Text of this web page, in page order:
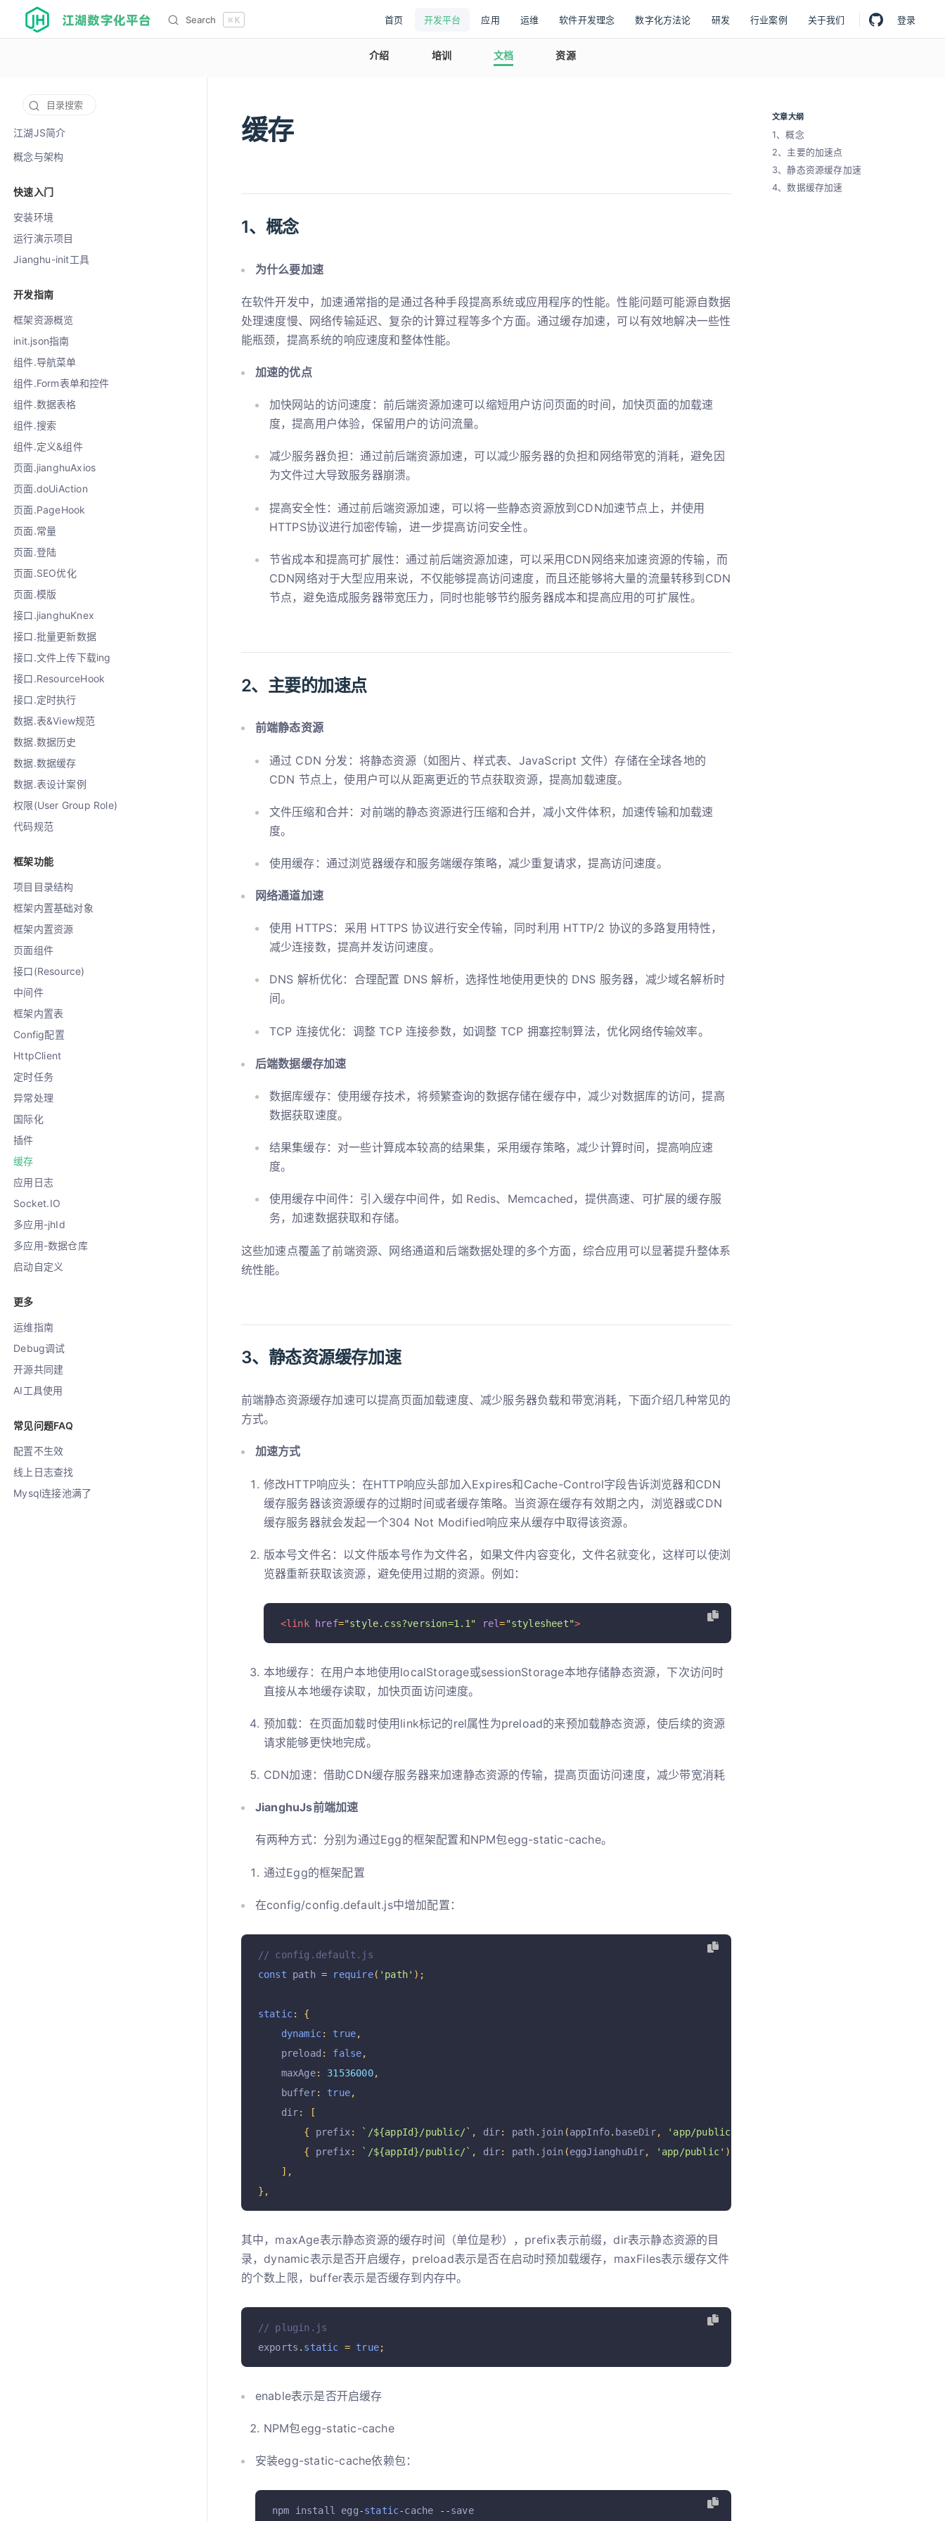
江湖数字化平台 Search ⌘ K 首页 开发平台 应用 运维 软件开发理念 数字化方法论 研发 行业案例 关于我们 登录
介绍 培训 文档 资源
目录搜索
江湖JS简介
概念与架构
快速入门
安装环境
运行演示项目
Jianghu-init工具
开发指南
框架资源概览
init.json指南
组件.导航菜单
组件.Form表单和控件
组件.数据表格
组件.搜索
组件.定义&组件
页面.jianghuAxios
页面.doUiAction
页面.PageHook
页面.常量
页面.登陆
页面.SEO优化
页面.模版
接口.jianghuKnex
接口.批量更新数据
接口.文件上传下载ing
接口.ResourceHook
接口.定时执行
数据.表&View规范
数据.数据历史
数据.数据缓存
数据.表设计案例
权限(User Group Role)
代码规范
框架功能
项目目录结构
框架内置基础对象
框架内置资源
页面组件
接口(Resource)
中间件
框架内置表
Config配置
HttpClient
定时任务
异常处理
国际化
插件
缓存
应用日志
Socket.IO
多应用-jhId
多应用-数据仓库
启动自定义
更多
运维指南
Debug调试
开源共同建
AI工具使用
常见问题FAQ
配置不生效
线上日志查找
Mysql连接池满了
缓存
12003
1、概念
为什么要加速
在软件开发中，加速通常指的是通过各种手段提高系统或应用程序的性能。性能问题可能源自数据
处理速度慢、网络传输延迟、复杂的计算过程等多个方面。通过缓存加速，可以有效地解决一些性
能瓶颈，提高系统的响应速度和整体性能。
加速的优点
加快网站的访问速度：前后端资源加速可以缩短用户访问页面的时间，加快页面的加载速
度，提高用户体验，保留用户的访问流量。
减少服务器负担：通过前后端资源加速，可以减少服务器的负担和网络带宽的消耗，避免因
为文件过大导致服务器崩溃。
提高安全性：通过前后端资源加速，可以将一些静态资源放到CDN加速节点上，并使用
HTTPS协议进行加密传输，进一步提高访问安全性。
节省成本和提高可扩展性：通过前后端资源加速，可以采用CDN网络来加速资源的传输，而
CDN网络对于大型应用来说，不仅能够提高访问速度，而且还能够将大量的流量转移到CDN
节点，避免造成服务器带宽压力，同时也能够节约服务器成本和提高应用的可扩展性。
2、主要的加速点
前端静态资源
通过 CDN 分发：将静态资源（如图片、样式表、JavaScript 文件）存储在全球各地的
CDN 节点上，使用户可以从距离更近的节点获取资源，提高加载速度。
文件压缩和合并：对前端的静态资源进行压缩和合并，减小文件体积，加速传输和加载速
度。
使用缓存：通过浏览器缓存和服务端缓存策略，减少重复请求，提高访问速度。
网络通道加速
使用 HTTPS：采用 HTTPS 协议进行安全传输，同时利用 HTTP/2 协议的多路复用特性，
减少连接数，提高并发访问速度。
DNS 解析优化：合理配置 DNS 解析，选择性地使用更快的 DNS 服务器，减少域名解析时
间。
TCP 连接优化：调整 TCP 连接参数，如调整 TCP 拥塞控制算法，优化网络传输效率。
后端数据缓存加速
数据库缓存：使用缓存技术，将频繁查询的数据存储在缓存中，减少对数据库的访问，提高
数据获取速度。
结果集缓存：对一些计算成本较高的结果集，采用缓存策略，减少计算时间，提高响应速
度。
使用缓存中间件：引入缓存中间件，如 Redis、Memcached，提供高速、可扩展的缓存服
务，加速数据获取和存储。
这些加速点覆盖了前端资源、网络通道和后端数据处理的多个方面，综合应用可以显著提升整体系
统性能。
3、静态资源缓存加速
前端静态资源缓存加速可以提高页面加载速度、减少服务器负载和带宽消耗，下面介绍几种常见的
方式。
加速方式
修改HTTP响应头：在HTTP响应头部加入Expires和Cache-Control字段告诉浏览器和CDN
缓存服务器该资源缓存的过期时间或者缓存策略。当资源在缓存有效期之内，浏览器或CDN
缓存服务器就会发起一个304 Not Modified响应来从缓存中取得该资源。
版本号文件名：以文件版本号作为文件名，如果文件内容变化，文件名就变化，这样可以使浏
览器重新获取该资源，避免使用过期的资源。例如：
<link href="style.css?version=1.1" rel="stylesheet">
本地缓存：在用户本地使用localStorage或sessionStorage本地存储静态资源，下次访问时
直接从本地缓存读取，加快页面访问速度。
预加载：在页面加载时使用link标记的rel属性为preload的来预加载静态资源，使后续的资源
请求能够更快地完成。
CDN加速：借助CDN缓存服务器来加速静态资源的传输，提高页面访问速度，减少带宽消耗
JianghuJs前端加速
有两种方式：分别为通过Egg的框架配置和NPM包egg-static-cache。
通过Egg的框架配置
在config/config.default.js中增加配置：
// config.default.js
const path = require( 'path' );
static:
{
dynamic: true,
    preload
: false,
    maxAge
: 31536000,
    buffer
: true,
    dir
:
[
{
prefix: `/${appId}/public/` , dir: path . join (appInfo. baseDir, 'app/public'
{
prefix: `/${appId}/public/` , dir: path . join (eggJianghuDir, 'app/public' )
],
},
其中，maxAge表示静态资源的缓存时间（单位是秒），prefix表示前缀，dir表示静态资源的目
录，dynamic表示是否开启缓存，preload表示是否在启动时预加载缓存，maxFiles表示缓存文件
的个数上限，buffer表示是否缓存到内存中。
// plugin.js
exports . static = true;
enable表示是否开启缓存
NPM包egg-static-cache
安装egg-static-cache依赖包：
npm install egg-static-cache --save
文章大纲
1、概念
2、主要的加速点
3、静态资源缓存加速
4、数据缓存加速